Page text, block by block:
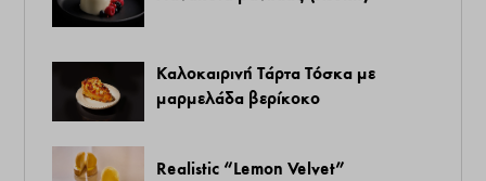
Καλοκαιρινή Τάρτα Τόσκα με
μαρμελάδα βερίκοκο
Realistic “Lemon Velvet”